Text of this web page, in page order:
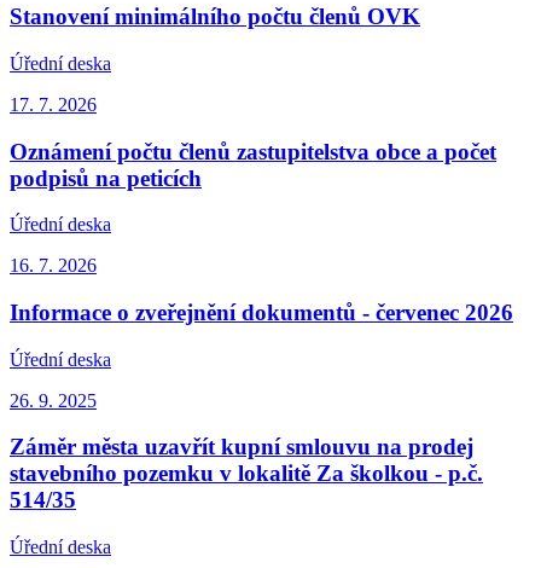
Stanovení minimálního počtu členů OVK
Úřední deska
17. 7. 2026
Oznámení počtu členů zastupitelstva obce a počet
podpisů na peticích
Úřední deska
16. 7. 2026
Informace o zveřejnění dokumentů - červenec 2026
Úřední deska
26. 9. 2025
Záměr města uzavřít kupní smlouvu na prodej
stavebního pozemku v lokalitě Za školkou - p.č.
514/35
Úřední deska